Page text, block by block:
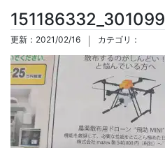
更新：2021/02/16 カテゴリ：